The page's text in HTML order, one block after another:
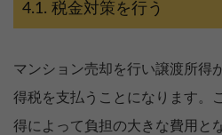
税金対策を行う
マンション売却を行い譲渡所得
得税を支払うことになります。
得によって負担の大きな費用と